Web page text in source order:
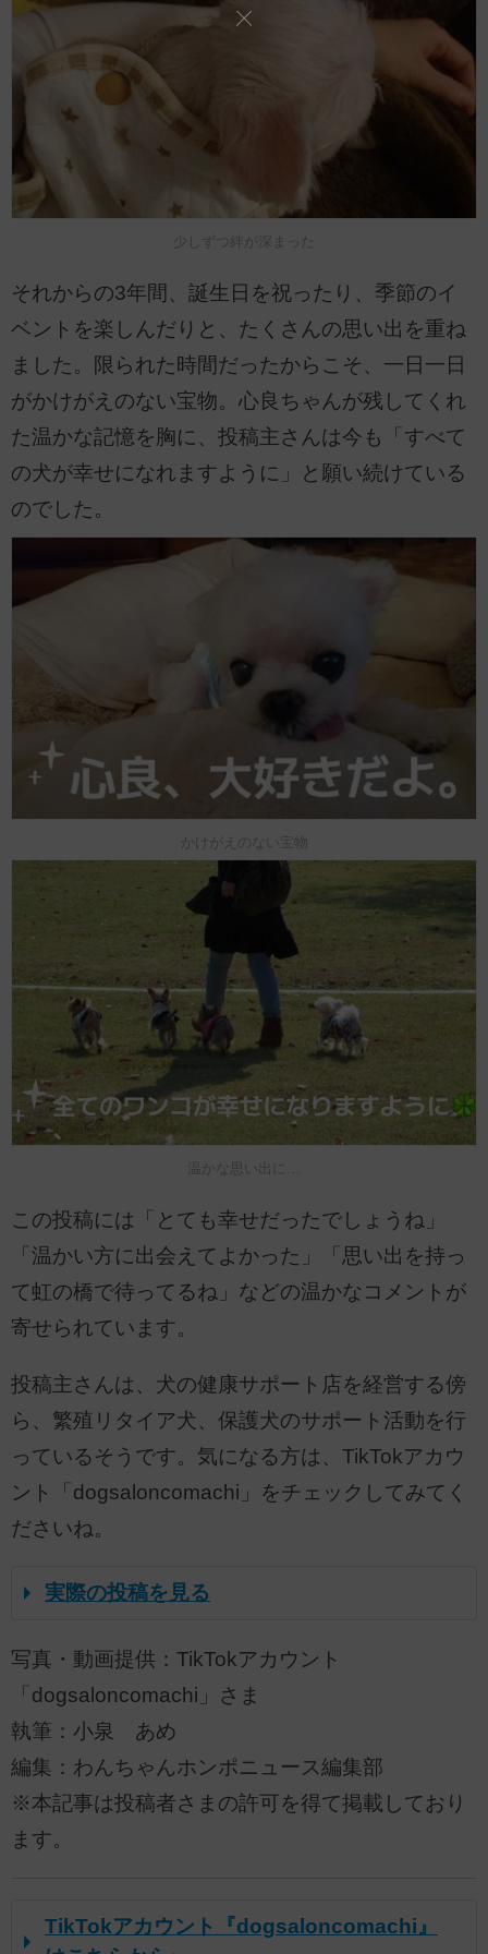
少しずつ絆が深まった
それからの3年間、誕生日を祝ったり、季節のイ
ベントを楽しんだりと、たくさんの思い出を重ね
ました。限られた時間だったからこそ、一日一日
がかけがえのない宝物。心良ちゃんが残してくれ
た温かな記憶を胸に、投稿主さんは今も「すべて
の犬が幸せになれますように」と願い続けている
のでした。
かけがえのない宝物
温かな思い出に…
この投稿には「とても幸せだったでしょうね」
「温かい方に出会えてよかった」「思い出を持っ
て虹の橋で待ってるね」などの温かなコメントが
寄せられています。
投稿主さんは、犬の健康サポート店を経営する傍
ら、繁殖リタイア犬、保護犬のサポート活動を行
っているそうです。気になる方は、TikTokアカウ
ント「dogsaloncomachi」をチェックしてみてく
ださいね。
実際の投稿を見る
写真・動画提供：TikTokアカウント
「dogsaloncomachi」さま
執筆：小泉 あめ
編集：わんちゃんホンポニュース編集部
※本記事は投稿者さまの許可を得て掲載しており
ます。
TikTokアカウント『dogsaloncomachi』